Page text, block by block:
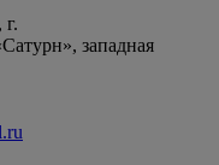
западная